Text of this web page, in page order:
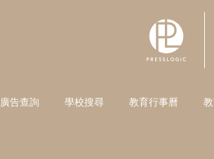
廣告查詢 學校搜尋 教育行事曆